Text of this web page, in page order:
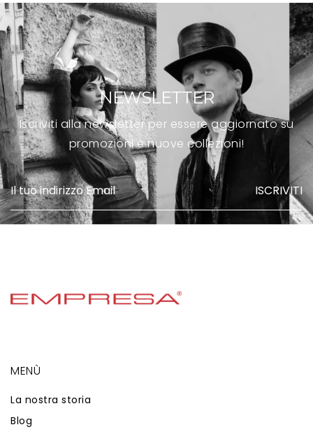
NEWSLETTER
Iscriviti alla newsletter per essere aggiornato su
promozioni e nuove collezioni!
ISCRIVITI
MENÙ
La nostra storia
Blog